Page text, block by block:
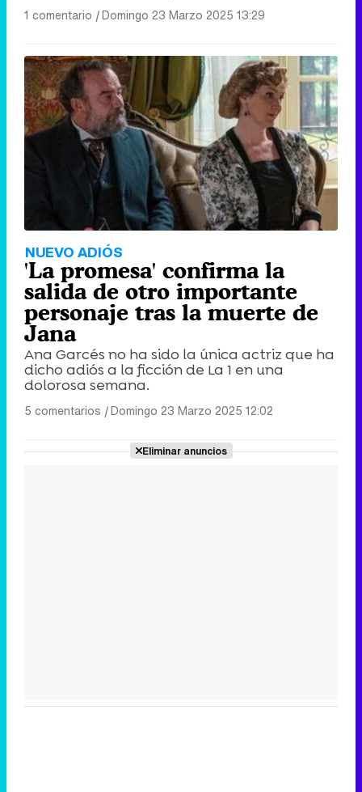
1 comentario |Domingo 23 Marzo 2025 13:29
NUEVO ADIÓS
'La promesa' confirma la
salida de otro importante
personaje tras la muerte de
Jana
Ana Garcés no ha sido la única actriz que ha
dicho adiós a la ficción de La 1 en una
dolorosa semana.
5 comentarios |Domingo 23 Marzo 2025 12:02
Eliminar anuncios